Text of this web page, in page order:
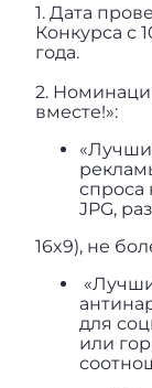
1. Дата
Конкурса с
года.
2.
вместе!»:
спроса
JPG,
16x9), не
для
или